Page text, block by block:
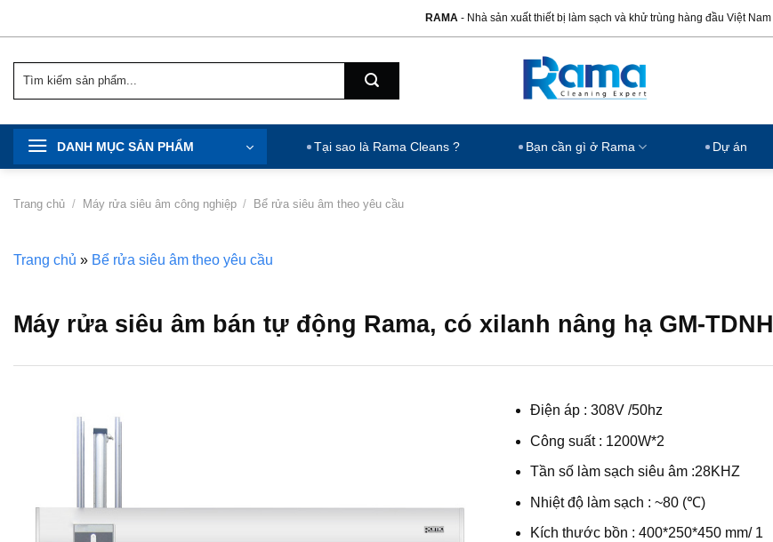
dung
RAMA- Nhà sản xuất thiết bị làm sạch và khử trùng hàng đầu Việt Nam
kiếm:
DANH MỤC SẢN PHẨM Tại sao là Rama Cleans ? Bạn cần gì ở Rama Dự án
Trang chủ / Máy rửa siêu âm công nghiệp / Bể rửa siêu âm theo yêu cầu
Trang chủ » Bể rửa siêu âm theo yêu cầu
Máy rửa siêu âm bán tự động Rama, có xilanh nâng hạ GM-TDNH
Điện áp : 308V /50hz
Công suất : 1200W*2
Tần số làm sạch siêu âm :28KHZ
Nhiệt độ làm sạch : ~80 (℃)
Kích thước bồn : 400*250*450 mm/ 1